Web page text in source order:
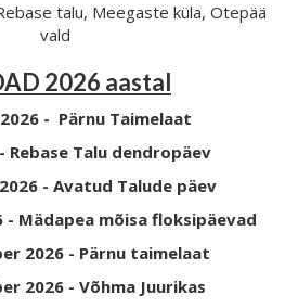
talu, Meegaste küla, Otepää
vald
2026 aastal
- Pärnu Taimelaat
Rebase Talu dendropäev
- Avatud Talude päev
- Mädapea mõisa floksipäevad
2026 - Pärnu taimelaat
2026 - Võhma Juurikas